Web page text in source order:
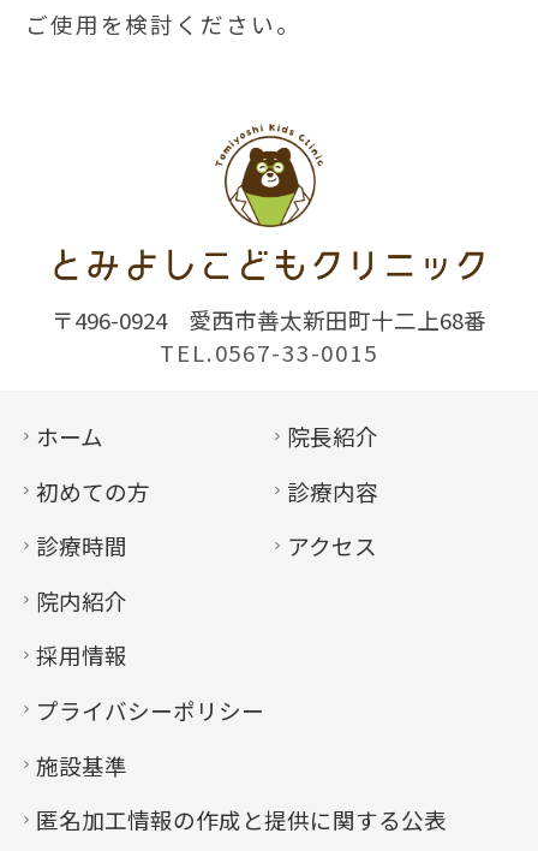
ご使用を検討ください。
〒496-0924
愛西市善太新田町十二上68番
TEL.0567-33-0015
ホーム
院長紹介
初めての方
診療内容
診療時間
アクセス
院内紹介
採用情報
プライバシーポリシー
施設基準
匿名加工情報の作成と提供に関する公表